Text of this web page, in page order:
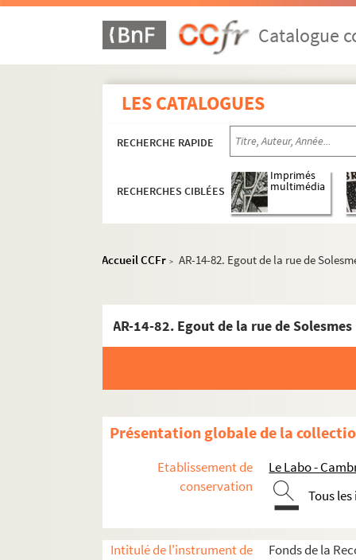
Catalogue
LES CATALOGUES
RECHERCHE RAPIDE
RECHERCHES CIBLÉES
Imprimés
multimédia
Accueil CCFr > AR-14-82. Egout de la rue de
AR-14-82. Egout de la rue de Solesmes
Présentation globale de la
Etablissement de
conservation
Le Labo -
Tous
Intitulé de l'instrument de
Fonds de la